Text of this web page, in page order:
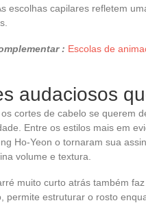
escolhas capilares refletem
: Escolas de
audaciosos
cortes de cabelo se querem
Entre os estilos mais em
Ho-Yeon o tornaram sua
volume e textura.
muito curto atrás também
permite estruturar o rosto